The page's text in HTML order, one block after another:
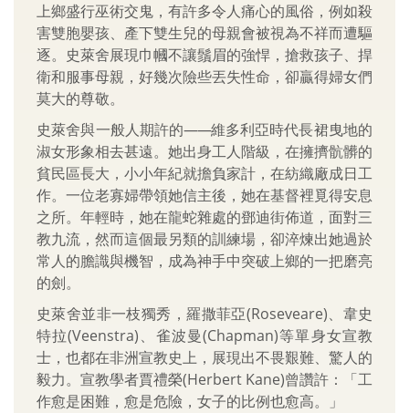
上鄉盛行巫術交鬼，有許多令人痛心的風俗，例如殺
害雙胞嬰孩、產下雙生兒的母親會被視為不祥而遭驅
逐。史萊舍展現巾幗不讓鬚眉的強悍，搶救孩子、捍
衛和服事母親，好幾次險些丟失性命，卻贏得婦女們
莫大的尊敬。
史萊舍與一般人期許的——維多利亞時代長裙曳地的
淑女形象相去甚遠。她出身工人階級，在擁擠骯髒的
貧民區長大，小小年紀就擔負家計，在紡織廠成日工
作。一位老寡婦帶領她信主後，她在基督裡覓得安息
之所。年輕時，她在龍蛇雜處的鄧迪街佈道，面對三
教九流，然而這個最另類的訓練場，卻淬煉出她過於
常人的膽識與機智，成為神手中突破上鄉的一把磨亮
的劍。
史萊舍並非一枝獨秀，羅撒菲亞(Roseveare)、韋史
特拉(Veenstra)、雀波曼(Chapman)等單身女宣教
士，也都在非洲宣教史上，展現出不畏艱難、驚人的
毅力。宣教學者賈禮榮(Herbert Kane)曾讚許：「工
作愈是困難，愈是危險，女子的比例也愈高。」